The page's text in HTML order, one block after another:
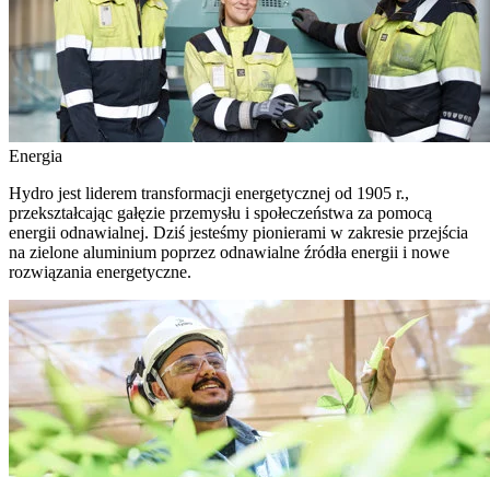
Energia
Hydro jest liderem transformacji energetycznej od 1905 r.,
przekształcając gałęzie przemysłu i społeczeństwa za pomocą
energii odnawialnej. Dziś jesteśmy pionierami w zakresie przejścia
na zielone aluminium poprzez odnawialne źródła energii i nowe
rozwiązania energetyczne.